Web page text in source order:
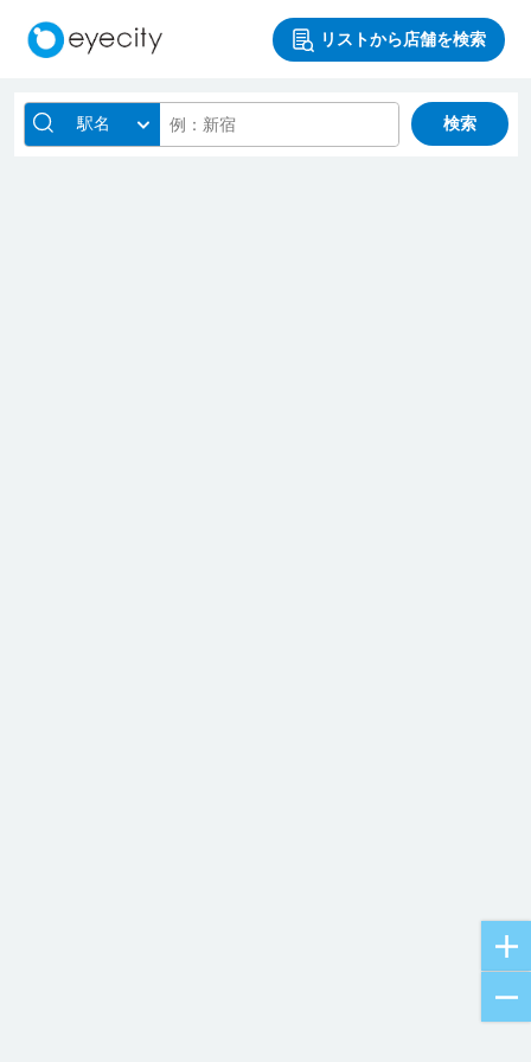
リストから店舗を検索
駅名 検索